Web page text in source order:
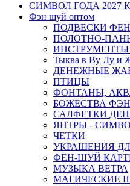
СИМВОЛ ГОДА 2027
Фэн шуй оптом
ПОДВЕСКИ
ПОЛОТНО-
ИНСТРУМЕНТЫ
Тыква в Ву Лу и
ДЕНЕЖНЫЕ
ПТИЦЫ
ФОНТАНЫ,
БОЖЕСТВА
САЛФЕТКИ
ЯНТРЫ -
ЧЕТКИ
УКРАШЕНИЯ
ФЕН-ШУЙ
МУЗЫКА ВЕТРА
МАГИЧЕСКИЕ